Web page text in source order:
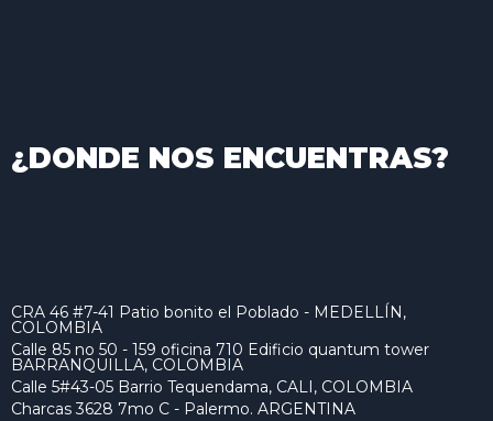
¿DONDE NOS ENCUENTRAS?
CRA 46 #7-41 Patio bonito el Poblado - MEDELLÍN,
COLOMBIA
Calle 85 no 50 - 159 oficina 710 Edificio quantum tower
BARRANQUILLA, COLOMBIA
Calle 5#43-05 Barrio Tequendama, CALI, COLOMBIA
Charcas 3628 7mo C - Palermo. ARGENTINA